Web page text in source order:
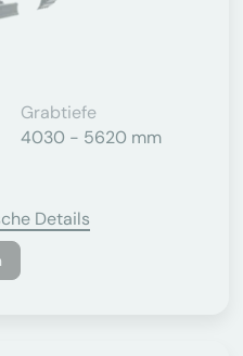
Grabtiefe
4030 - 5620 mm
Details